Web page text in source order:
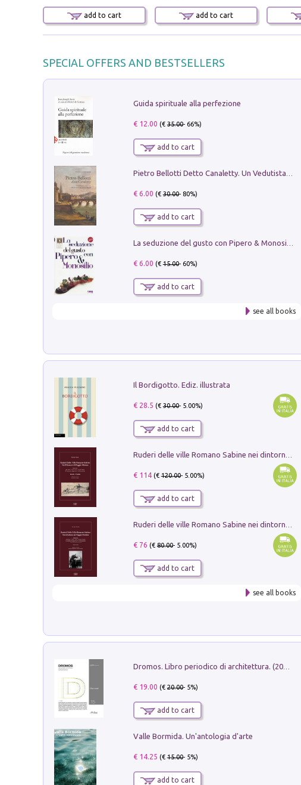
add to cart add to cart
SPECIAL OFFERS AND BESTSELLERS
Guida spirituale alla perfezione
€ 12.00 (€35.00- 66%)
add to cart
€ 6.00 (€30.00- 80%)
add to cart
€ 6.00 (€15.00- 60%)
add to cart
see all books
Il Bordigotto. Ediz. illustrata
€ 28.5 (€30.00- 5.00%)
add to cart
€ 114(€120.00- 5.00%)
add to cart
€ 76 (€80.00- 5.00%)
add to cart
see all books
Dromos. Libro periodico di architettura. (2026). Vol. 15: Post-model
€ 19.00 (€20.00- 5%)
add to cart
Valle Bormida. Un'antologia d'arte
€ 14.25 (€15.00- 5%)
add to cart